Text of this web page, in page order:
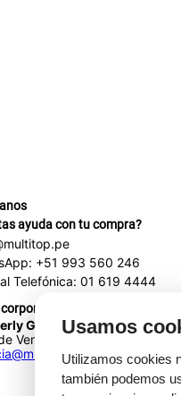
Usamos
Utilizamos cookies
también podemos
ayuda con tu compra?
+51 993 560 246
Telefónica: 01 619 4444
Garcia
Ventas Empresas